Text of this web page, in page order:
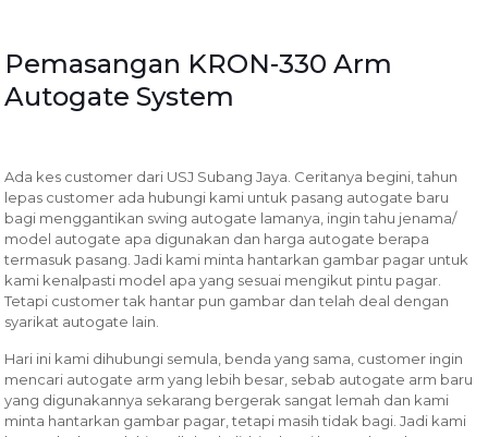
Pemasangan KRON-330 Arm
Autogate System
Ada kes customer dari USJ Subang Jaya. Ceritanya begini, tahun
lepas customer ada hubungi kami untuk pasang autogate baru
bagi menggantikan swing autogate lamanya, ingin tahu jenama/
model autogate apa digunakan dan harga autogate berapa
termasuk pasang. Jadi kami minta hantarkan gambar pagar untuk
kami kenalpasti model apa yang sesuai mengikut pintu pagar.
Tetapi customer tak hantar pun gambar dan telah deal dengan
syarikat autogate lain.
Hari ini kami dihubungi semula, benda yang sama, customer ingin
mencari autogate arm yang lebih besar, sebab autogate arm baru
yang digunakannya sekarang bergerak sangat lemah dan kami
minta hantarkan gambar pagar, tetapi masih tidak bagi. Jadi kami